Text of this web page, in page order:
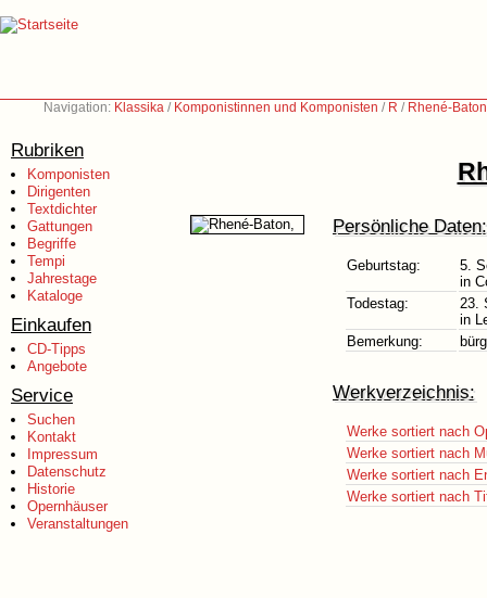
Navigation: Klassika / Komponistinnen und Komponisten / R / Rhené-
Rubriken
Komponisten
Dirigenten
Textdichter
Gattungen
Begriffe
Tempi
Jahrestage
Kataloge
Einkaufen
CD-Tipps
Angebote
Service
Suchen
Kontakt
Impressum
Datenschutz
Historie
Opernhäuser
Veranstaltungen
Persönliche Daten:
Geburtstag:
5.
in
Todestag:
23.
in
Bemerkung:
Werkverzeichnis:
Werke sortiert nach
Werke sortiert nach
Werke sortiert nach
Werke sortiert nach